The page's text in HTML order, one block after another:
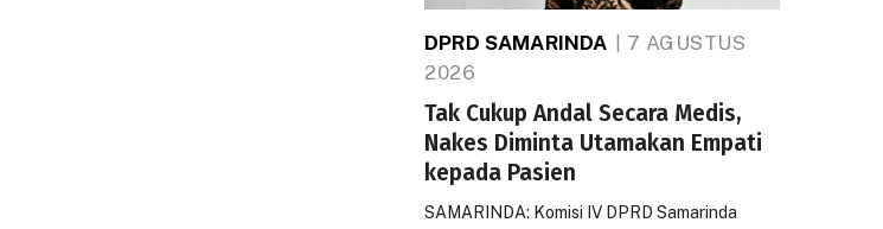
DPRD SAMARINDA
7 AGUSTUS
2026
Tak Cukup Andal Secara Medis,
Nakes Diminta Utamakan Empati
kepada Pasien
SAMARINDA: Komisi IV DPRD Samarinda